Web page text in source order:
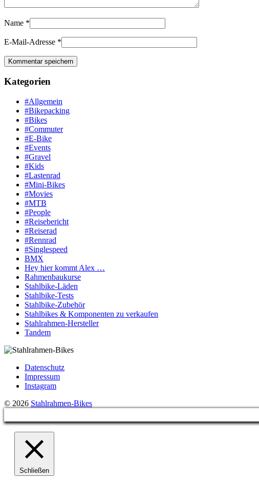
Name *
E-Mail-Adresse *
Kategorien
#Allgemein
#Bikepacking
#Bikes
#Commuter
#E-Bike
#Events
#Gravel
#Kids
#Lastenrad
#Mini-Bikes
#Movies
#MTB
#People
#Reisebericht
#Reiserad
#Rennrad
#Singlespeed
BMX
Hey hier kommt Alex …
Rahmenbaukurse
Stahlbike-Läden
Stahlbike-Tests
Stahlbike-Zubehör
Stahlbikes & Komponenten zu verkaufen
Stahlrahmen-Hersteller
Tandem
Datenschutz
Impressum
Instagram
© 2026 Stahlrahmen-Bikes
Schließen